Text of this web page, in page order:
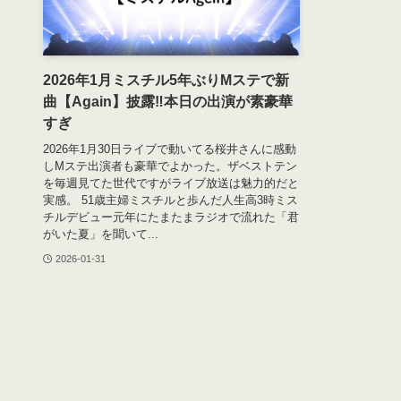
2026年1月ミスチル5年ぶりMステで新
曲【Again】披露‼本日の出演が素豪華
すぎ
2026年1月30日ライブで動いてる桜井さんに感動
しMステ出演者も豪華でよかった。ザベストテン
を毎週見てた世代ですがライブ放送は魅力的だと
実感。 51歳主婦ミスチルと歩んだ人生高3時ミス
チルデビュー元年にたまたまラジオで流れた「君
がいた夏」を聞いて...
2026-01-31